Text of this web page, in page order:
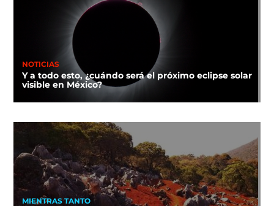
NOTICIAS
Y a todo esto, ¿cuándo será el próximo eclipse solar
visible en México?
MIENTRAS TANTO